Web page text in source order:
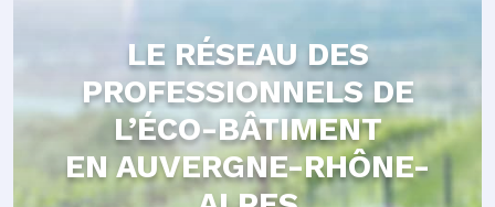
LE RÉSEAU DES
PROFESSIONNELS DE
L’ÉCO-BÂTIMENT
EN AUVERGNE-RHÔNE-